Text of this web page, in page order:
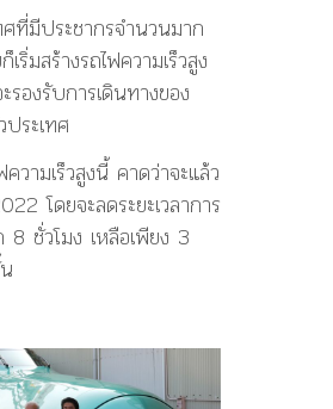
ศที่มีประชากรจำนวนมาก
เริ่มสร้างรถไฟความเร็วสูง
รองรับการเดินทางของ
ระเทศ
วามเร็วสูงนี้ คาดว่าจะแล้ว
โดยจะลดระยะเวลาการ
8 ชั่วโมง เหลือเพียง 3